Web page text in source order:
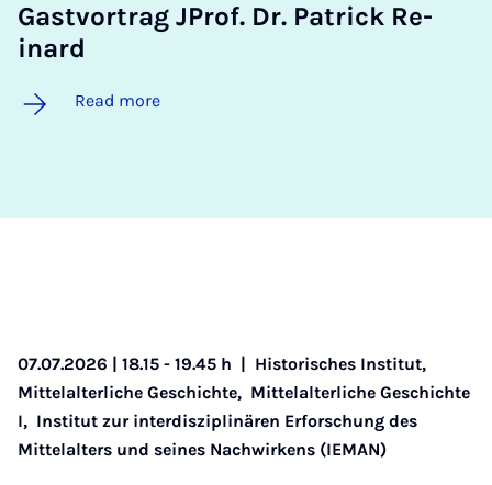
Gastvor­trag JProf. Dr. Patrick Re­
inard
Read more
07.07.2026 | 18.15 - 19.45 h
Historisches Institut,
Mittelalterliche Geschichte, Mittelalterliche Geschichte
I, Institut zur interdisziplinären Erforschung des
Mittelalters und seines Nachwirkens (IEMAN)